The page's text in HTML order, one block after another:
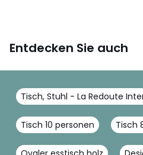
Entdecken Sie auch
Tisch, Stuhl - La Redoute
Tisch 10 personen Tisch